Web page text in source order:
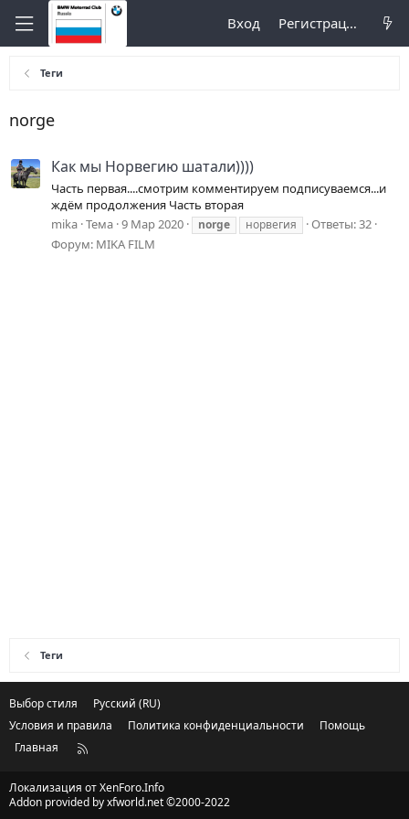
Вход Регистрация
Теги
norge
Как мы Норвегию шатали))))
Часть первая....смотрим комментируем подписуваемся...и
ждём продолжения Часть вторая
mika Тема 9 Мар 2020 norge норвегия
Ответы: 32
Форум: MIKA FILM
Теги
Выбор стиля
Русский (RU)
Условия и правила
Политика конфиденциальности
Помощь
Главная
R
Локализация отXenForo.Info
Addon provided by xfworld.net ©2000-2022